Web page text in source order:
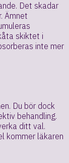
Det skadar
Ämnet
skiktet i
inte mer
Du bör dock
behandling.
ditt val.
kommer läkaren